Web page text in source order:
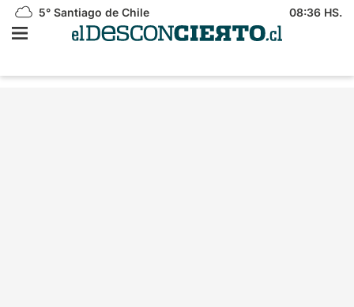
5° Santiago de Chile 08:36 HS.